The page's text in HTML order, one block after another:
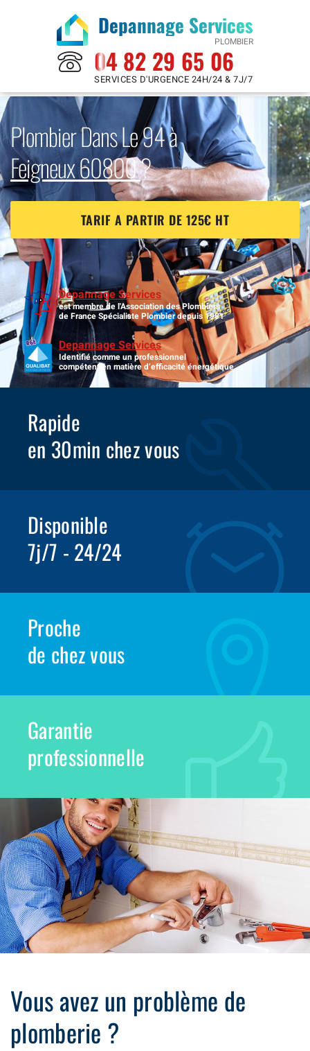
Depannage Services
PLOMBIER
04 82 29 65 06
SERVICES D'URGENCE 24H/24 & 7J/7
Plombier Dans Le 94 à
Feigneux 60800?
TARIF A PARTIR DE 125€ HT
Depannage Services
est membre de l'Association des Plombiers
de France Spécialiste Plombier depuis 1981
Depannage Services
Identifié comme un professionnel
compétent en matière d’efficacité énergétique.
Rapide
en 30min chez vous
Disponible
7j/7 - 24/24
Proche
de chez vous
Garantie
professionnelle
Vous avez un problème de
plomberie ?